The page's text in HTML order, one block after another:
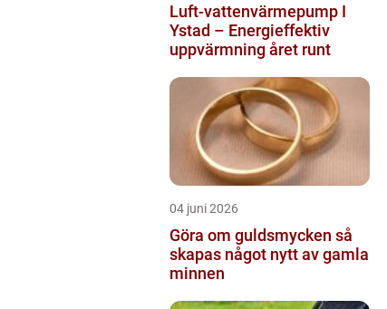
Luft-vattenvärmepump I
Ystad – Energieffektiv
uppvärmning året runt
04 juni 2026
Göra om guldsmycken så
skapas något nytt av gamla
minnen